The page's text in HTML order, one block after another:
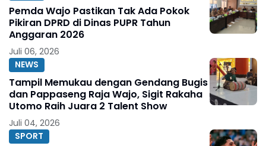
Pemda Wajo Pastikan Tak Ada Pokok
Pikiran DPRD di Dinas PUPR Tahun
Anggaran 2026
Juli 06, 2026
NEWS
Tampil Memukau dengan Gendang Bugis
dan Pappaseng Raja Wajo, Sigit Rakaha
Utomo Raih Juara 2 Talent Show
Juli 04, 2026
SPORT